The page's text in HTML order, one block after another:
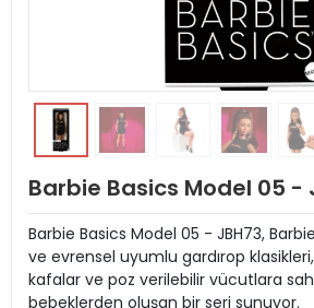
Barbie Basics Model 05 -
Barbie Basics Model 05 - JBH73,
ve evrensel uyumlu gardırop
kafalar ve poz verilebilir vücutlara
bebeklerden oluşan bir seri sunuyor.